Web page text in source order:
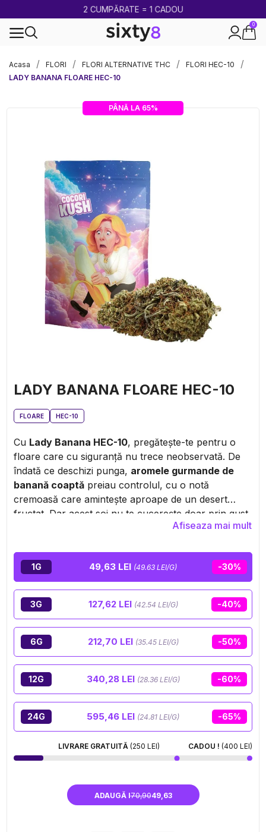
2 CUMPĂRATE = 1 CADOU
0
Acasa
FLORI FLORI ALTERNATIVE THC
FLORI HEC-10
LADY BANANA FLOARE HEC-10
PÂNĂ LA 65%
LADY BANANA FLOARE HEC-10
FLOARE HEC-10
Cu Lady Banana HEC-10, pregătește-te pentru o
floare care cu siguranță nu trece neobservată. De
îndată ce deschizi punga, aromele gurmande de
banană coaptă preiau controlul, cu o notă
cremoasă care amintește aproape de un desert
fructat. Dar acest soi nu te cucerește doar prin gust.
relaxare profundă,
lungă. O floare originală, gustoasă și plină de
caracter, perfectă pentru cei care își doresc o
experiență CBD puțin mai intensă.
Afiseaza mai mult
1G -30%
49,63 LEI (49.63 LEI/G)
3G -40%
127,62 LEI (42.54 LEI/G)
6G -50%
212,70 LEI (35.45 LEI/G)
12G -60%
340,28 LEI (28.36 LEI/G)
24G -65%
595,46 LEI (24.81 LEI/G)
LIVRARE GRATUITĂ(250 LEI) CADOU ! (400 LEI)
ADAUGĂ I70,9049,63